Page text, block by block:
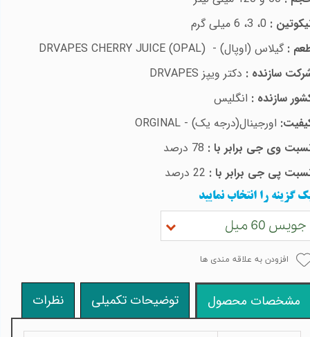
:
: گیلاس (اوپال) - DRVAPES CHERRY JUICE (OPAL)
سازنده : دکتر ویپز DRVAPES
سازنده : انگلیس
اورجینال(درجه یک) -ORGINAL
وی جی برابر با :
پی جی برابر با :
گزینه را انتخاب نمایید
جویس 60 میل
افزودن به علاقه مندی ها
مشخصات محصول توضیحات تکمیلی نظرات